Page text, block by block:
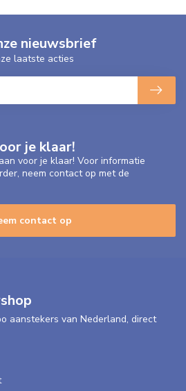
je klaar!
voor je klaar! Voor informatie
neem contact op met de
contact op
nieuwsbrief
laatste acties
aanstekers van Nederland, direct